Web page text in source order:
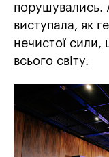
порушувались.
виступала, як
нечистої сили,
всього світу.